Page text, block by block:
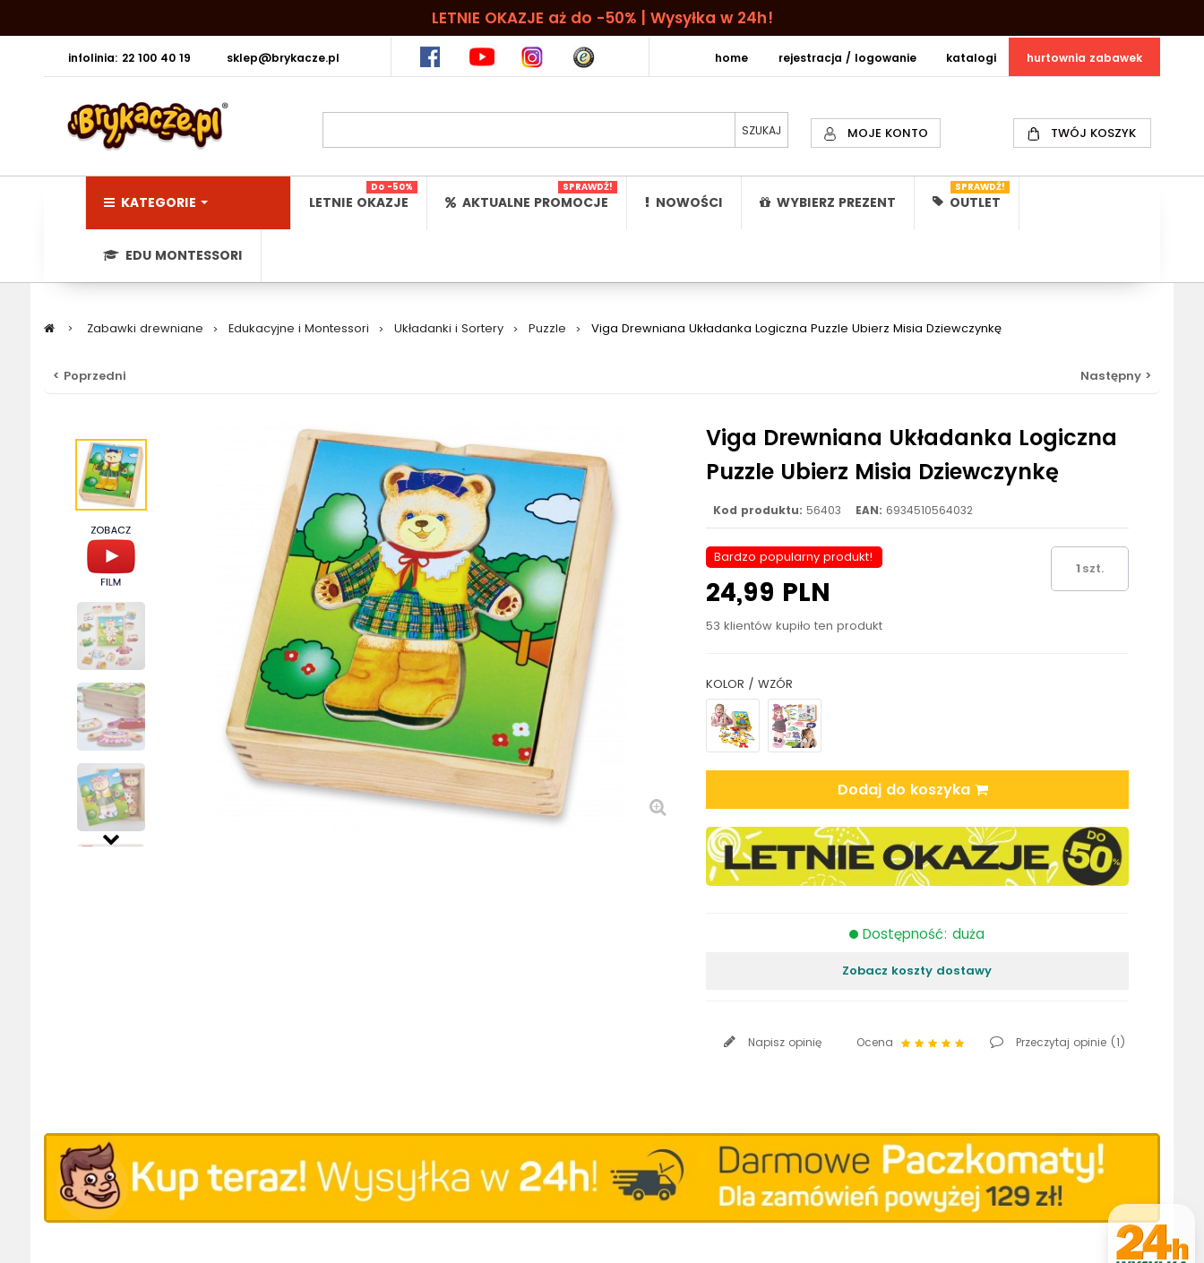
LETNIE OKAZJE aż do -50% | Wysyłka w 24h!
infolinia: 22 100 40 19 sklep@brykacze.pl hurtownia zabawek
katalogi
rejestracja / logowanie
home
MOJE KONTO TWÓJ KOSZYK
KATEGORIE LETNIE OKAZJE
Do -50%
AKTUALNE PROMOCJE
SPRAWDŹ!
NOWOŚCI WYBIERZ PREZENT OUTLET
SPRAWDŹ!
EDU MONTESSORI
> Zabawki drewniane > Edukacyjne i Montessori > Układanki i Sortery > Puzzle > Viga Drewniana Układanka Logiczna Puzzle Ubierz Misia Dziewczynkę
< Poprzedni Następny >
Viga Drewniana Układanka Logiczna
Puzzle Ubierz Misia Dziewczynkę
Kod produktu: 56403 EAN: 6934510564032
Bardzo popularny produkt!
24,99 PLN
53 klientów kupiło ten produkt
szt.
KOLOR / WZÓR
Dodaj do koszyka
Dostępność: duża
Zobacz koszty dostawy
Napisz opinię Ocena Przeczytaj opinie (1)